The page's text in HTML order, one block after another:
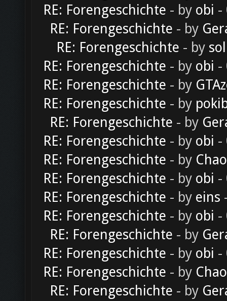
RE: Forengeschichte - by obi -
RE: Forengeschichte - by
RE: Forengeschichte - by
RE: Forengeschichte - by obi -
RE: Forengeschichte - by
RE: Forengeschichte - by
RE: Forengeschichte - by
RE: Forengeschichte - by obi -
RE: Forengeschichte - by
RE: Forengeschichte - by obi -
RE: Forengeschichte - by eins
RE: Forengeschichte - by obi -
RE: Forengeschichte - by
RE: Forengeschichte - by obi -
RE: Forengeschichte - by
RE: Forengeschichte - by